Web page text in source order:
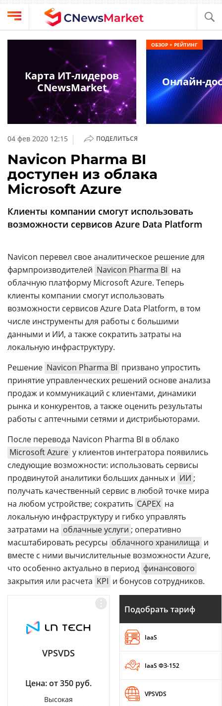
Выбрать
провайдера
Компании
обзоры
кабинет
О
проекте
Аналитика
Техника
ТВ
Об
издании
Реклама
Контакты
Max
Telegram
Дзен
CNews
Конференции
Техника
04 фев 2020 12:15 | ПОДЕЛИТЬСЯ
Navicon Pharma BI
доступен из облака
Microsoft Azure
Клиенты компании смогут использовать
возможности сервисов Azure Data Platform
Navicon перевел свое аналитическое решение для
фармпроизводителей Navicon Pharma BI на
облачную платформу Microsoft Azure. Теперь
клиенты компании смогут использовать
возможности сервисов Azure Data Platform, в том
числе инструменты для работы с большими
данными и ИИ, а также сократить затраты на
локальную инфраструктуру.
Решение Navicon Pharma BI призвано упростить
принятие управленческих решений основе анализа
продаж и коммуникаций с клиентами, динамики
рынка и конкурентов, а также оценить результаты
работы с аптечными сетями и дистрибьюторами.
После перевода Navicon Pharma BI в облако
Microsoft Azure у клиентов интегратора появились
следующие возможности: использовать сервисы
продвинутой аналитики больших данных и ИИ ;
получать качественный сервис в любой точке мира
на любом устройстве; сократить CAPEX на
локальную инфраструктуру и гибко управлять
затратами на облачные услуги ; оперативно
масштабировать ресурсы облачного хранилища и
вместе с ними вычислительные возможности Azure,
что особенно актуально в период финансового
закрытия или расчета KPI и бонусов сотрудников.
VPSVDS
Цена: от 350 руб.
Высокая
Подобрать тариф
IaaS
IaaS ФЗ-152
VPSVDS
Карта ИТ-лидеров
CNewsMarket
Онлайн-
ОБЗОР + РЕЙТИНГ